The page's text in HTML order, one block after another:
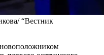
“Вестник